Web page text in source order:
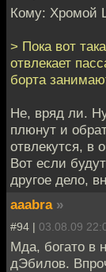
Кому: Хромой
> Пока вот
отвлекает
борта
Не, вряд ли.
плюнут и
отвлекутся, в
Вот если
другое дело,
aaabra »
#94 | 03.08.09
Мда, богато в
дЭбилов.